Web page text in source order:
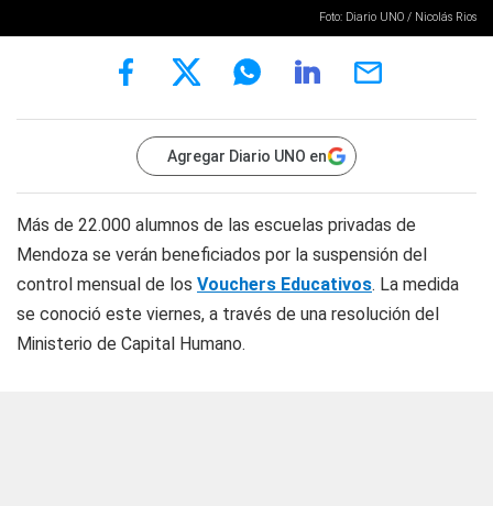
Foto: Diario UNO / Nicolás Rios
Agregar Diario UNO en
Más de 22.000 alumnos de las escuelas privadas de
Mendoza se verán beneficiados por la suspensión del
control mensual de los Vouchers Educativos. La medida
se conoció este viernes, a través de una resolución del
Ministerio de Capital Humano.